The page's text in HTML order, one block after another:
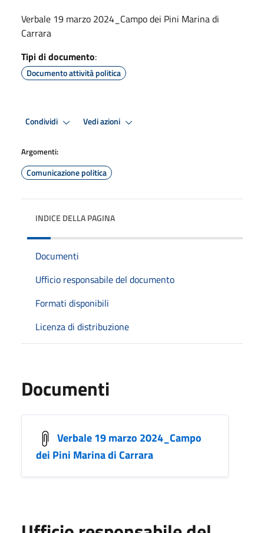
Verbale 19 marzo 2024_Campo dei Pini Marina di
Carrara
Tipi di documento:
Documento attività politica
Condividi Vedi azioni
Argomenti:
Comunicazione politica
INDICE DELLA PAGINA
Documenti
Ufficio responsabile del documento
Formati disponibili
Licenza di distribuzione
Documenti
Verbale 19 marzo 2024_Campo
dei Pini Marina di Carrara